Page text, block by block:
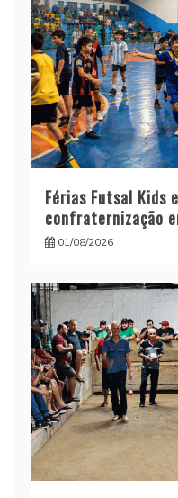
Férias Futsal Kids
confraternização
01/08/2026